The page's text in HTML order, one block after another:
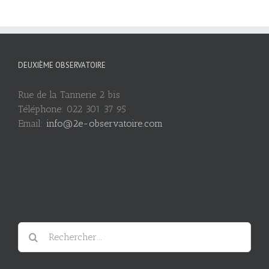
DEUXIÈME OBSERVATOIRE
Rue de la Tannerie 2 bis
Téléphone: 022 301 37 95
Email: info@2e-observatoire.com
Rechercher